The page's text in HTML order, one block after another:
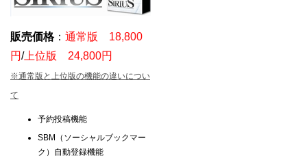
販売価格： 通常版 18,800
円/上位版 24,800円
※通常版と上位版の機能の違いについ
て
予約投稿機能
SBM（ソーシャルブックマー
ク）自動登録機能